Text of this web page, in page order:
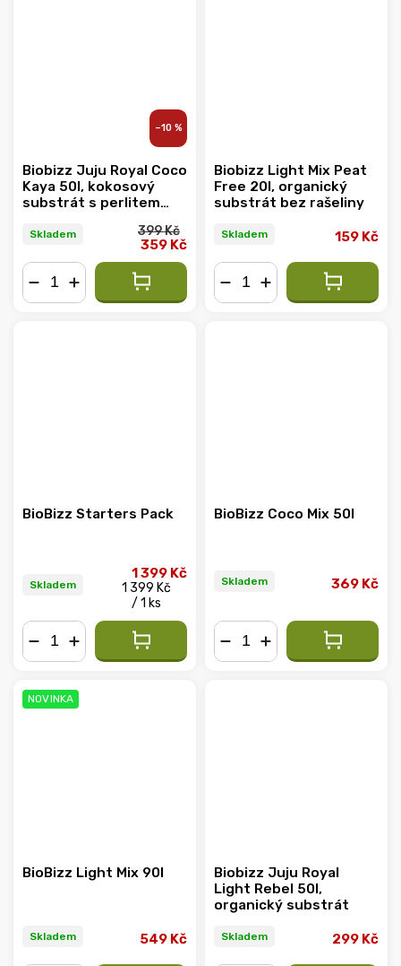
–10 %
Biobizz Juju Royal Coco
Kaya 50l, kokosový
substrát s perlitem
Skladem 399 Kč
359 Kč
Biobizz Light Mix Peat
Free 20l, organický
substrát bez rašeliny
Skladem 159 Kč
BioBizz Starters Pack
Skladem
1 399 Kč
1 399 Kč
/ 1 ks
BioBizz Coco Mix 50l
Skladem 369 Kč
NOVINKA
BioBizz Light Mix 90l
Skladem 549 Kč
Biobizz Juju Royal
Light Rebel 50l,
organický substrát
Skladem 299 Kč